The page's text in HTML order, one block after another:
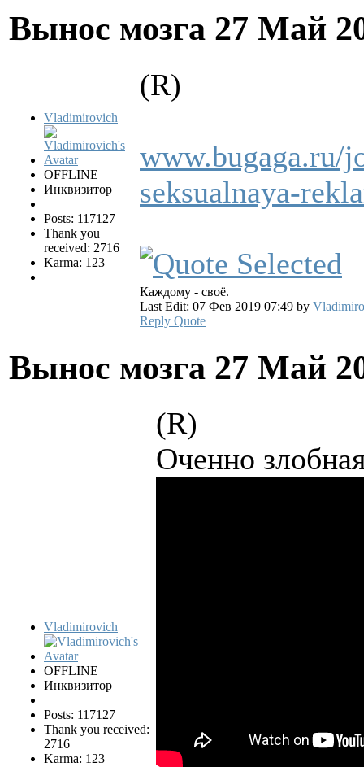
Вынос мозга 27 Май
Vladimirovich
OFFLINE
Инквизитор
Posts: 117127
Thank you
received: 2716
Karma: 123
(R)
www.bugaga.ru/
seksualnaya-
Каждому - своё.
Last Edit: 07 Фев 2019 07:49 by
Reply Quote
Вынос мозга 27 Май
Vladimirovich
OFFLINE
Инквизитор
Posts: 117127
Thank you received:
2716
Karma: 123
(R)
Оченно